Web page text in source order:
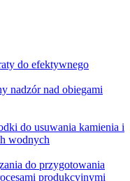
do efektywnego
nadzór nad obiegami
do usuwania kamienia i
wodnych
do przygotowania
produkcyjnymi